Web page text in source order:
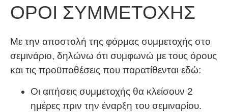
ΟΡΟΙ ΣΥΜΜΕΤΟΧΗΣ
Με την αποστολή της φόρμας συμμετοχής στο
σεμινάριο, δηλώνω ότι συμφωνώ με τους όρους
και τις προϋποθέσεις που παρατίθενται εδώ:
Οι αιτήσεις συμμετοχής θα κλείσουν 2
ημέρες πριν την έναρξη του σεμιναρίου.